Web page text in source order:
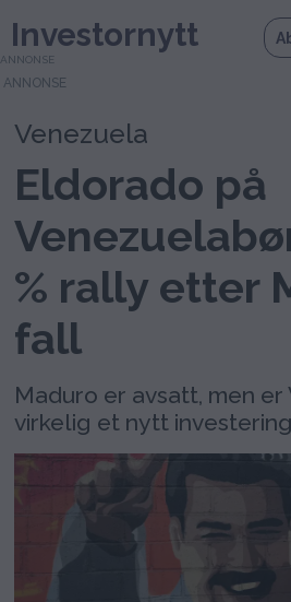
Investornytt
ANNONSE
Venezuela
Eldorado på
% rally etter
fall
Maduro er avsatt, men er
virkelig et nytt